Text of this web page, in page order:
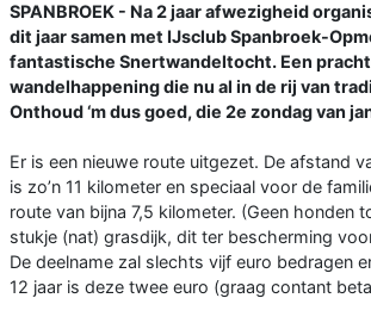
SPANBROEK - Na 2 jaar afwezigheid
dit jaar samen met IJsclub Spanbroek-
fantastische Snertwandeltocht. Een
wandelhappening die nu al in de rij van
Onthoud ‘m dus goed, die 2e zondag van
Er is een nieuwe route uitgezet. De afstand
is zo’n 11 kilometer en speciaal voor de
route van bijna 7,5 kilometer. (Geen honden
stukje (nat) grasdijk, dit ter bescherming
De deelname zal slechts vijf euro bedragen
12 jaar is deze twee euro (graag contant